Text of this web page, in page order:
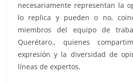
necesariamente representan la
lo replica y pueden o no,
miembros del equipo de
Querétaro., quienes
expresión y la diversidad de
líneas de expertos.